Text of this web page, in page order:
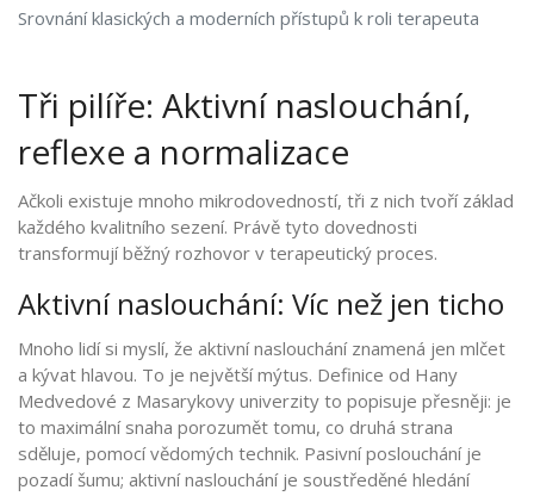
Srovnání klasických a moderních přístupů k roli terapeuta
Tři pilíře: Aktivní naslouchání,
reflexe a normalizace
Ačkoli existuje mnoho mikrodovedností, tři z nich tvoří základ
každého kvalitního sezení. Právě tyto dovednosti
transformují běžný rozhovor v terapeutický proces.
Aktivní naslouchání: Víc než jen ticho
Mnoho lidí si myslí, že aktivní naslouchání znamená jen mlčet
a kývat hlavou. To je největší mýtus. Definice od Hany
Medvedové z Masarykovy univerzity to popisuje přesněji: je
to maximální snaha porozumět tomu, co druhá strana
sděluje, pomocí vědomých technik. Pasivní poslouchání je
pozadí šumu; aktivní naslouchání je soustředěné hledání